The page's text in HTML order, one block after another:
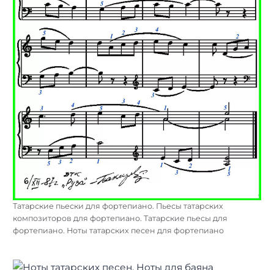
Татарские пьески для фортепиано. Пьесы татарских
композиторов для фортепиано. Татарские пьесы для
фортепиано. Ноты татарских песен для фортепиано